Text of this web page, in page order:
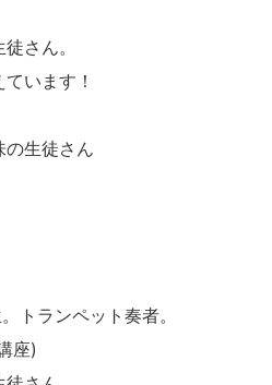
さん。
います！
の生徒さん
トランペット奏者。
座)